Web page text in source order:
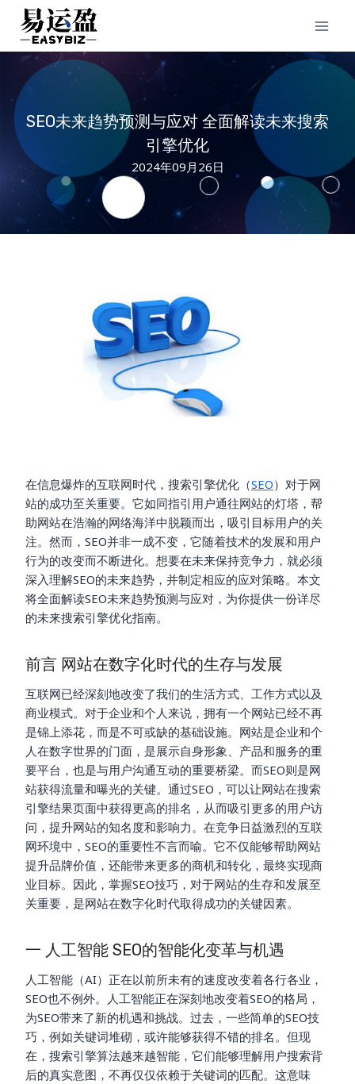
content
SEO未来趋势预测与应对 全面解读未来搜索
引擎优化
2024年09月26日
在信息爆炸的互联网时代，搜索引擎优化（SEO）对于网
站的成功至关重要。它如同指引用户通往网站的灯塔，帮
助网站在浩瀚的网络海洋中脱颖而出，吸引目标用户的关
注。然而，SEO并非一成不变，它随着技术的发展和用户
行为的改变而不断进化。想要在未来保持竞争力，就必须
深入理解SEO的未来趋势，并制定相应的应对策略。本文
将全面解读SEO未来趋势预测与应对，为你提供一份详尽
的未来搜索引擎优化指南。
前言 网站在数字化时代的生存与发展
互联网已经深刻地改变了我们的生活方式、工作方式以及
商业模式。对于企业和个人来说，拥有一个网站已经不再
是锦上添花，而是不可或缺的基础设施。网站是企业和个
人在数字世界的门面，是展示自身形象、产品和服务的重
要平台，也是与用户沟通互动的重要桥梁。而SEO则是网
站获得流量和曝光的关键。通过SEO，可以让网站在搜索
引擎结果页面中获得更高的排名，从而吸引更多的用户访
问，提升网站的知名度和影响力。在竞争日益激烈的互联
网环境中，SEO的重要性不言而喻。它不仅能够帮助网站
提升品牌价值，还能带来更多的商机和转化，最终实现商
业目标。因此，掌握SEO技巧，对于网站的生存和发展至
关重要，是网站在数字化时代取得成功的关键因素。
一 人工智能 SEO的智能化变革与机遇
人工智能（AI）正在以前所未有的速度改变着各行各业，
SEO也不例外。人工智能正在深刻地改变着SEO的格局，
为SEO带来了新的机遇和挑战。过去，一些简单的SEO技
巧，例如关键词堆砌，或许能够获得不错的排名。但现
在，搜索引擎算法越来越智能，它们能够理解用户搜索背
后的真实意图，不再仅仅依赖于关键词的匹配。这意味